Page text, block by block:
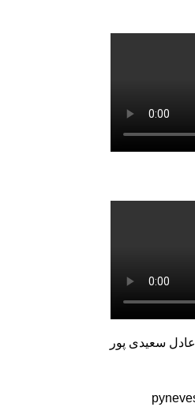
عادل سعیدی پور